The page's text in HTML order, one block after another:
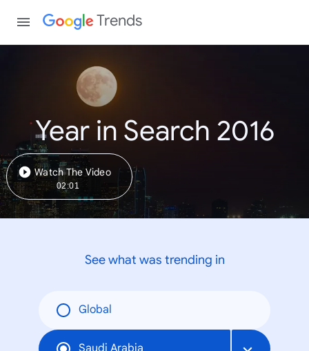
Trends
Year in Search 2016
Watch The Video
02:01
See what was trending in
Global